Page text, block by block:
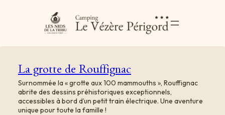
La grotte de Rouffignac
Surnommée la « grotte aux 100 mammouths », Rouffignac
abrite des dessins préhistoriques exceptionnels,
accessibles à bord d’un petit train électrique. Une aventure
unique pour toute la famille !